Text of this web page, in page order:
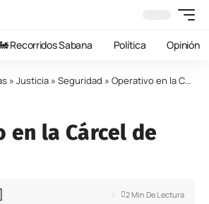
Recorridos Sabana Política Opinión
» Justicia » Seguridad » Operativo en la Cárcel de Ubaté
en la Cárcel de
2 Min De Lectura